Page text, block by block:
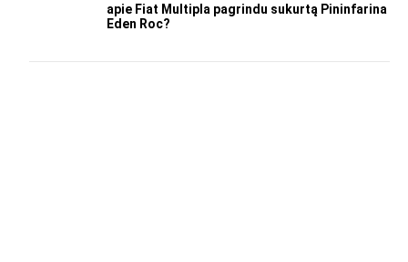
apie Fiat Multipla pagrindu sukurtą Pininfarina
Eden Roc?